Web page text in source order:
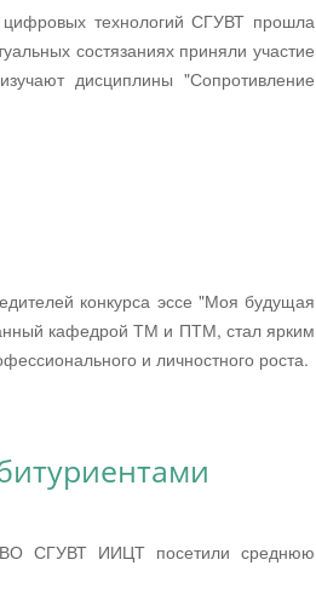
технологий СГУВТ прошла
состязаниях приняли участие
дисциплины "Сопротивление
конкурса эссе "Моя будущая
кафедрой ТМ и ПТМ, стал ярким
и личностного роста.
СГУВТ ИИЦТ посетили среднюю